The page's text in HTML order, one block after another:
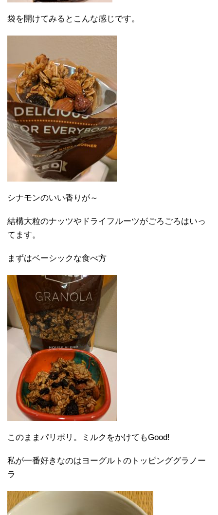
袋を開けてみるとこんな感じです。
シナモンのいい香りが～
結構大粒のナッツやドライフルーツがごろごろはいっ
てます。
まずはベーシックな食べ方
このままパリポリ。ミルクをかけてもGood!
私が一番好きなのはヨーグルトのトッピンググラノー
ラ